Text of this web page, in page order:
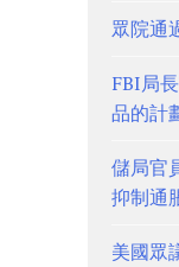
眾院通
FBI局
品的計
儲局官
抑制通
美國眾